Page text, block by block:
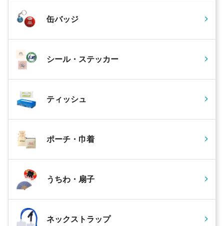
缶バッジ
シール・ステッカー
ティッシュ
ポーチ・巾着
うちわ・扇子
ネックストラップ